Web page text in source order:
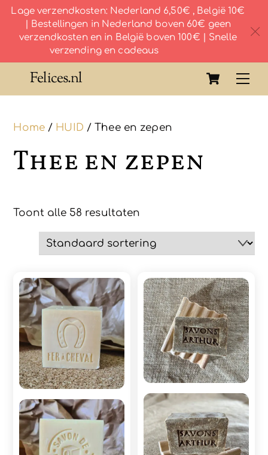
Lage verzendkosten: Nederland 6,50€ , België 10€
| Bestellingen in Nederland boven 60€ geen
verzendkosten en in België boven 100€ | Snelle
verzending en cadeaus
c
Cart
Felices.nl
Home/ HUID / Thee en zepen
Thee en zepen
Toont alle 58 resultaten